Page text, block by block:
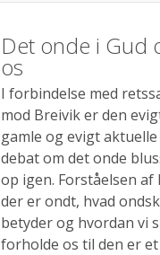
Det onde i Gud
os
I forbindelse med
mod Breivik er den
gamle og evigt aktuelle
debat om det onde
op igen. Forståelsen af
der er ondt, hvad
betyder og hvordan vi
forholde os til den er et